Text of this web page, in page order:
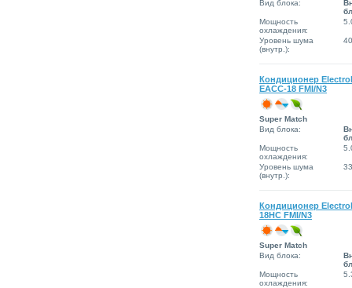
Вид блока:
Мощность
охлаждения:
Уровень шума
(внутр.):
Кондиционер
EACС-18 FMI/N3
Super Match
Вид блока:
Мощность
охлаждения:
Уровень шума
(внутр.):
Кондиционер
18HC FMI/N3
Super Match
Вид блока:
Мощность
охлаждения: